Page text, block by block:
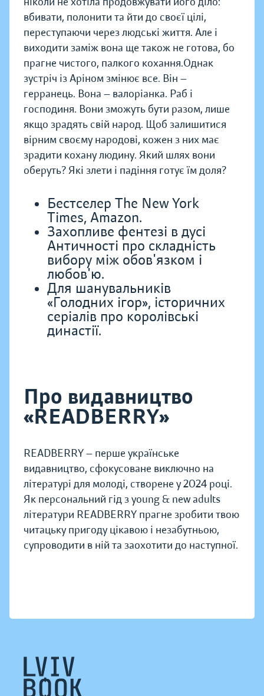
вбивати, полонити та йти до своєї цілі,
переступаючи через людські життя. Але і
виходити заміж вона ще також не готова, бо
прагне чистого, палкого кохання.Однак
зустріч із Аріном змінює все. Він —
герранець. Вона — валоріанка. Раб і
господиня. Вони зможуть бути разом, лише
якщо зрадять свій народ. Щоб залишитися
вірним своєму народові, кожен з них має
зрадити кохану людину. Який шлях вони
оберуть? Які злети і падіння готує їм доля?
Бестселер The New York
Times, Amazon.
Захопливе фентезі в дусі
Античності про складність
вибору між обов'язком і
любов'ю.
Для шанувальників
«Голодних ігор», історичних
серіалів про королівські
династії.
Про видавництво
«READBERRY»
READBERRY — перше українське
видавництво, сфокусоване виключно на
літературі для молоді, створене у 2024 році.
Як персональний гід з young & new adults
літератури READBERRY прагне зробити твою
читацьку пригоду цікавою і незабутньою,
супроводити в ній та заохотити до наступної.